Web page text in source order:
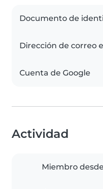
Documento de
Dirección de correo
Cuenta de Google
Actividad
Miembro desde